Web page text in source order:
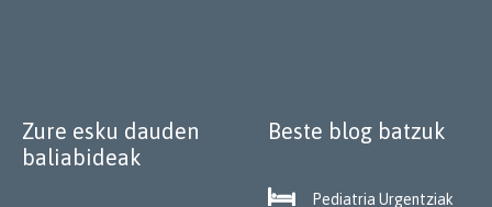
Zure esku dauden
baliabideak
Beste blog batzuk
 Pediatria Urgentziak